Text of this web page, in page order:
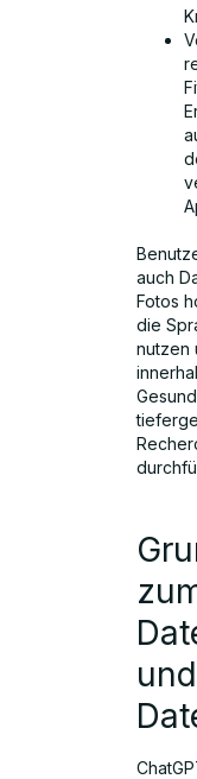
auch
Fotos
die
nutzen